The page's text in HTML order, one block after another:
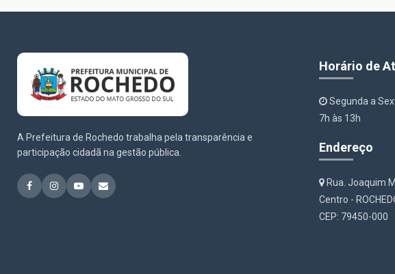
A Prefeitura de Rochedo trabalha pela transparência e
participação cidadã na gestão pública.
Horário de
Segunda a
7h às 13h
Endereço
Rua. Joaquim
Centro -
CEP: 79450-000